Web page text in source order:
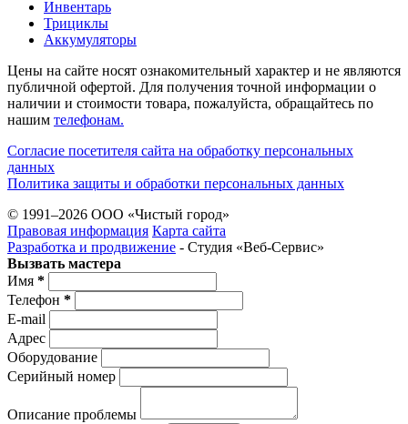
Инвентарь
Трициклы
Аккумуляторы
Цены на сайте носят ознакомительный характер и не являются
публичной офертой. Для получения точной информации о
наличии и стоимости товара, пожалуйста, обращайтесь по
нашим телефонам.
Согласие посетителя сайта на обработку персональных
данных
Политика защиты и обработки персональных данных
© 1991–2026 ООО «Чистый город»
Правовая информация Карта сайта
Разработка и продвижение - Студия «Веб-Cервис»
Вызвать мастера
Имя *
Телефон *
E-mail
Адрес
Оборудование
Серийный номер
Описание проблемы